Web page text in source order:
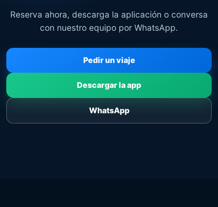
Reserva ahora, descarga la aplicación o conversa
con nuestro equipo por WhatsApp.
Pedir un viaje
Descargar la app
WhatsApp